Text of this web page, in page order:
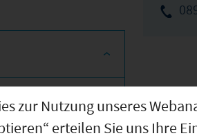
zur Nutzung unseres
erteilen Sie uns Ihre